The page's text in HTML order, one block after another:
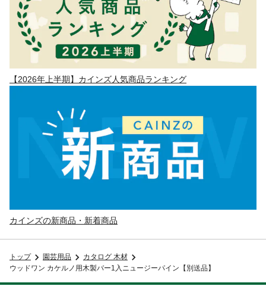
【2026年上半期】カインズ人気商品ランキング
カインズの新商品・新着商品
トップ 園芸用品
カタログ 木材
ウッドワン カケルノ用木製バー1入ニュージーパイン【別送品】